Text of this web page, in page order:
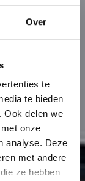
Over
te
te bieden
Ook delen we
onze
analyse. Deze
met andere
ze hebben